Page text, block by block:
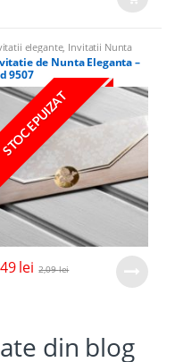
elegante, Invitatii Nunta
de Nunta Eleganta –
9507
STOC EPUIZAT
lei 2,09lei
din blog